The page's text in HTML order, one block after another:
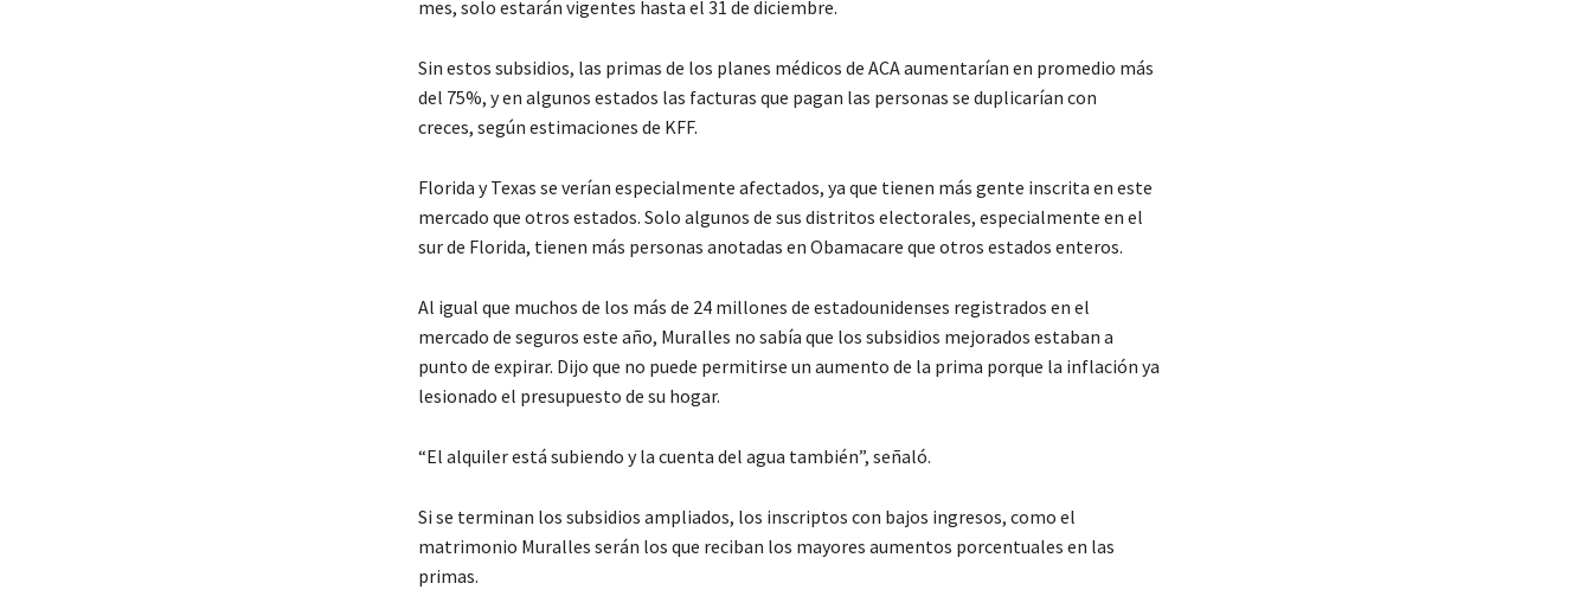
mes, solo estarán vigentes hasta el 31 de diciembre.
Sin estos subsidios, las primas de los planes médicos de ACA aumentarían en promedio más
del 75%, y en algunos estados las facturas que pagan las personas se duplicarían con
creces, según estimaciones de KFF.
Florida y Texas se verían especialmente afectados, ya que tienen más gente inscrita en este
mercado que otros estados. Solo algunos de sus distritos electorales, especialmente en el
sur de Florida, tienen más personas anotadas en Obamacare que otros estados enteros.
Al igual que muchos de los más de 24 millones de estadounidenses registrados en el
mercado de seguros este año, Muralles no sabía que los subsidios mejorados estaban a
punto de expirar. Dijo que no puede permitirse un aumento de la prima porque la inflación ya
lesionado el presupuesto de su hogar.
“El alquiler está subiendo y la cuenta del agua también”, señaló.
Si se terminan los subsidios ampliados, los inscriptos con bajos ingresos, como el
matrimonio Muralles serán los que reciban los mayores aumentos porcentuales en las
primas.